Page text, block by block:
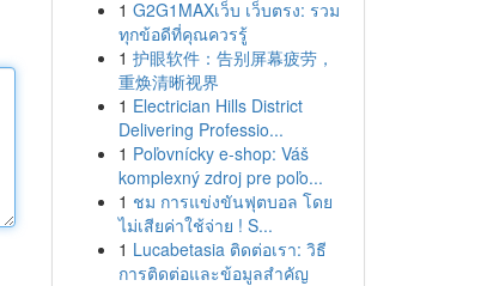
1 G2G1MAXเว็บ เว็บตรง: รวม
ทุกข้อดีที่คุณควรรู้
1 护眼软件：告别屏幕疲劳，
重焕清晰视界
1 Electrician Hills District
Delivering Professio...
1 Poľovnícky e-shop: Váš
komplexný zdroj pre poľo...
1 ชม การแข่งขันฟุตบอล โดย
ไม่เสียค่าใช้จ่าย ! S...
1 Lucabetasia ติดต่อเรา: วิธี
การติดต่อและข้อมูลสำคัญ